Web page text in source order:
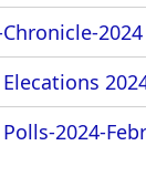
2024
2024-